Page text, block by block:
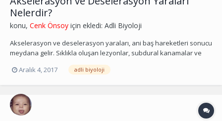
Nelerdir?
konu, Cenk Önsoy için ekledi: Adli Biyoloji
Akselerasyon ve deselerasyon yaraları, ani baş hareketleri sonucu
meydana gelir. Sıklıkla oluşan lezyonlar, subdural kanamalar ve
yaygın aksonal djenerasyondur.
Aralık 4, 2017 adli biyoloji